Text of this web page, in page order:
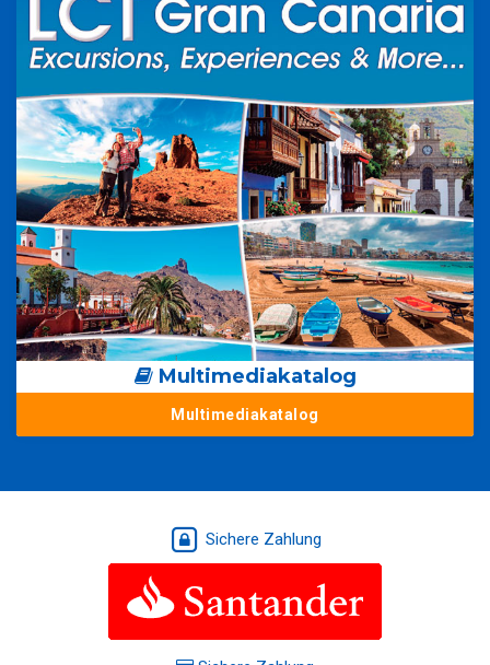
Multimediakatalog
Multimediakatalog
Sichere Zahlung